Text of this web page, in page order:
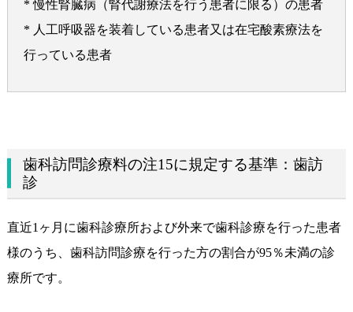
* 慢性腎臓病（腎代謝療法を行う患者に限る）の患者
* 人工呼吸器を装着している患者又は在宅酸素療法を
行っている患者
歯科訪問診療料の注15に規定する基準：歯訪
診
直近1ヶ月に歯科診療所および外来で歯科診療を行った患者
様のうち、歯科訪問診療を行った方の割合が95％未満の診
療所です。